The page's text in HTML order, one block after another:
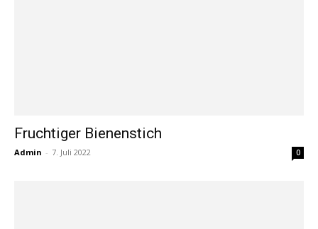
Fruchtiger Bienenstich
Admin - 7. Juli 2022 0